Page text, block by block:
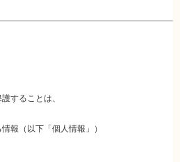
することは、
報（以下「個人情報」）